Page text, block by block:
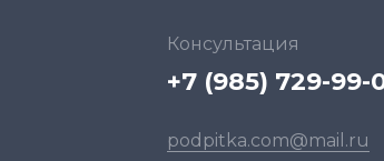
Консультация
+7 (985) 729-99-
podpitka.com@mail.ru